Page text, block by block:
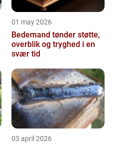
01 may 2026
Bedemand tønder støtte,
overblik og tryghed i en
svær tid
03 april 2026